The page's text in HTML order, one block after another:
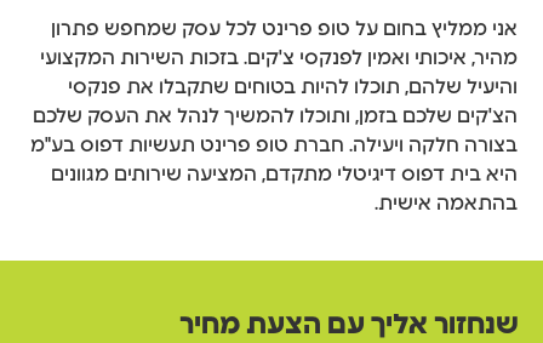
שנחזור אליך עם הצעת מחיר
אני ממליץ בחום על טופ פרינט לכל עסק שמחפש פתרון
מהיר, איכותי ואמין לפנקסי צ'קים. בזכות השירות המקצועי
והיעיל שלהם, תוכלו להיות בטוחים שתקבלו את פנקסי
הצ'קים שלכם בזמן, ותוכלו להמשיך לנהל את העסק שלכם
בצורה חלקה ויעילה. חברת טופ פרינט תעשיות דפוס בע"מ
היא בית דפוס דיגיטלי מתקדם, המציעה שירותים מגוונים
בהתאמה אישית.